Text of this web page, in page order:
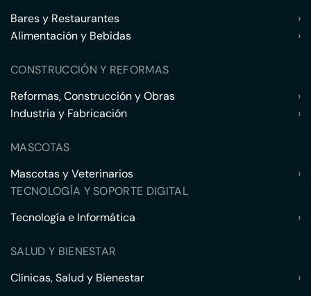
Bares y Restaurantes
›
Alimentación y Bebidas
›
CONSTRUCCIÓN Y REFORMAS
Reformas, Construcción y Obras
›
Industria y Fabricación
›
MASCOTAS
Mascotas y Veterinarios
›
TECNOLOGÍA Y SOPORTE DIGITAL
Tecnología e Informática
›
SALUD Y BIENESTAR
Clínicas, Salud y Bienestar
›